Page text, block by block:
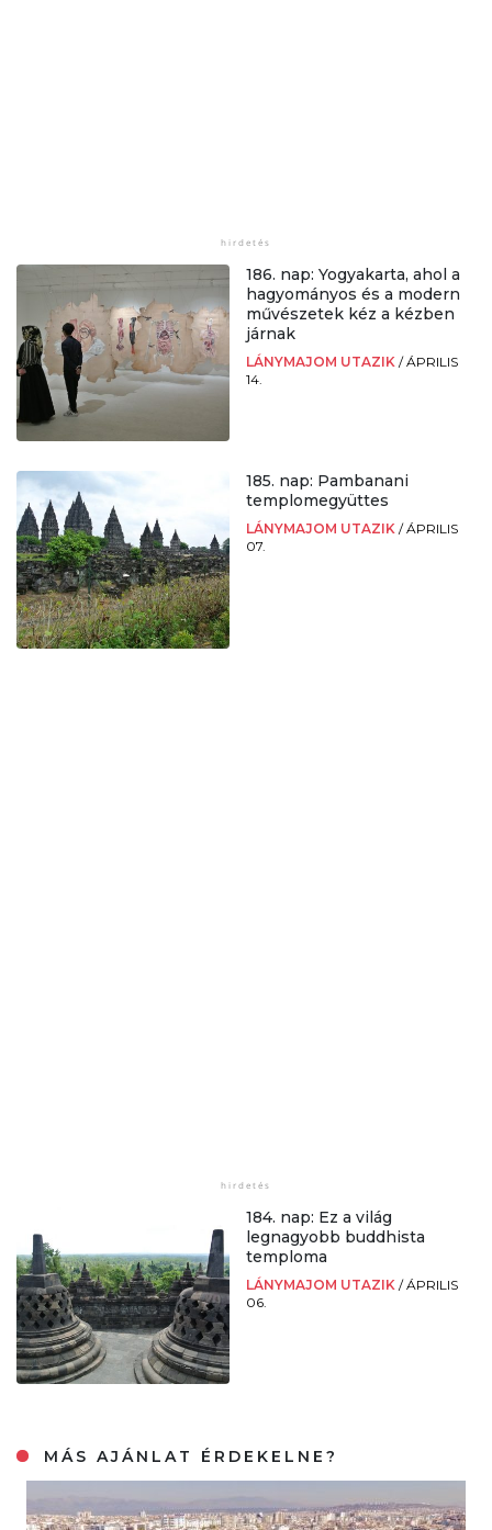
186. nap: Yogyakarta, ahol a
hagyományos és a modern
művészetek kéz a kézben
járnak
LÁNYMAJOM UTAZIK /ÁPRILIS
14.
185. nap: Pambanani
templomegyüttes
LÁNYMAJOM UTAZIK /ÁPRILIS
07.
184. nap: Ez a világ
legnagyobb buddhista
temploma
LÁNYMAJOM UTAZIK /ÁPRILIS
06.
MÁS AJÁNLAT ÉRDEKELNE?